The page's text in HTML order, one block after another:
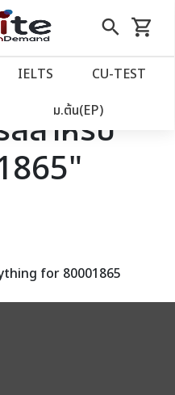
close
search
Skip
to
shopping_cart
รถเข็น
IELTS CU‑TEST
ม.ต้น(EP)
สำหรับ
for 80001865